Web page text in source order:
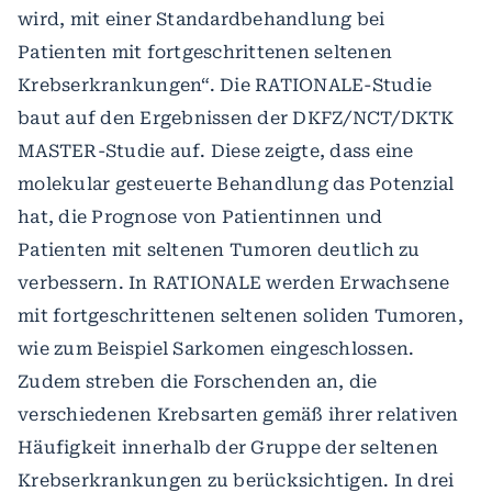
wird, mit einer Standardbehandlung bei
Patienten mit fortgeschrittenen seltenen
Krebserkrankungen“. Die RATIONALE-Studie
baut auf den Ergebnissen der DKFZ/NCT/DKTK
MASTER-Studie auf. Diese zeigte, dass eine
molekular gesteuerte Behandlung das Potenzial
hat, die Prognose von Patientinnen und
Patienten mit seltenen Tumoren deutlich zu
verbessern. In RATIONALE werden Erwachsene
mit fortgeschrittenen seltenen soliden Tumoren,
wie zum Beispiel Sarkomen eingeschlossen.
Zudem streben die Forschenden an, die
verschiedenen Krebsarten gemäß ihrer relativen
Häufigkeit innerhalb der Gruppe der seltenen
Krebserkrankungen zu berücksichtigen. In drei